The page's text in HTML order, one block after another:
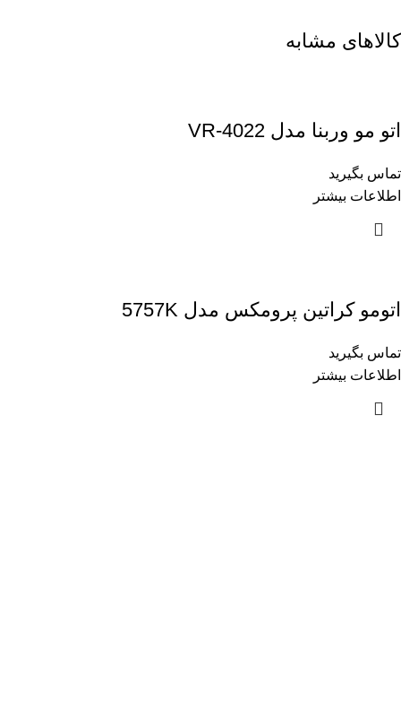
کالاهای مشابه
اتو مو وربنا مدل VR-4022
تماس بگیرید
اطلاعات بیشتر
اتومو کراتین پرومکس مدل 5757K
تماس بگیرید
اطلاعات بیشتر